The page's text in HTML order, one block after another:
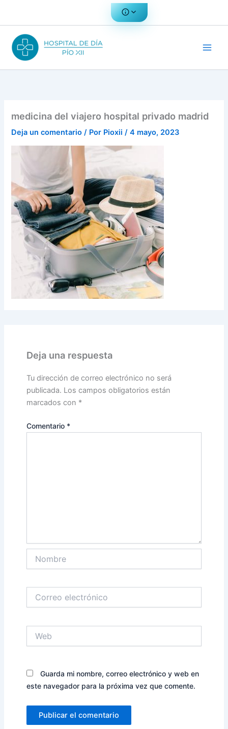
medicina del viajero hospital privado madrid
Deja un comentario / Por Pioxii/4 mayo, 2023
Deja una respuesta
Tu dirección de correo electrónico no será
publicada. Los campos obligatorios están
marcados con *
Comentario *
electrónico
Guarda mi nombre, correo electrónico y web en
este navegador para la próxima vez que comente.